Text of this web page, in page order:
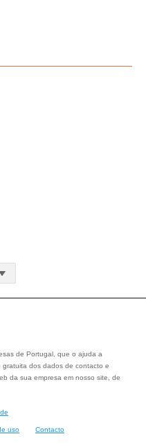
de Portugal, que o ajuda a
dos dados de contacto e
da sua empresa em nosso site, de
uso Contacto